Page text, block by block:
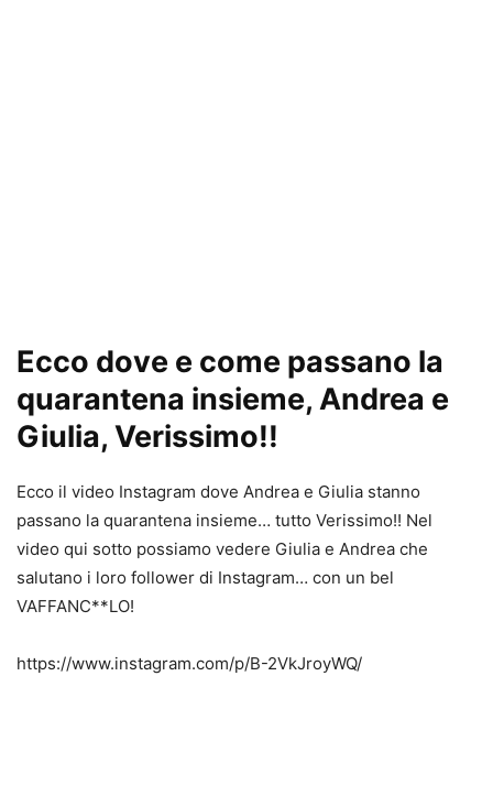
Ecco dove e come passano la
quarantena insieme, Andrea e
Giulia, Verissimo!!
Ecco il video Instagram dove Andrea e Giulia stanno
passano la quarantena insieme… tutto Verissimo!! Nel
video qui sotto possiamo vedere Giulia e Andrea che
salutano i loro follower di Instagram… con un bel
VAFFANC**LO!
https://www.instagram.com/p/B-2VkJroyWQ/